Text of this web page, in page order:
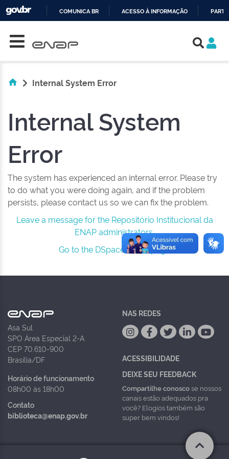
COMUNICA BR ACESSO À INFORMAÇÃO
Internal System Error
Internal System
Error
The system has experienced an internal error. Please try
to do what you were doing again, and if the problem
persists, please contact us so we can fix the problem.
Leave a message for the Repositório Institucional da
ENAP administrators.
Go to the DSpace home page
Asa Sul
SPO Área Especial 2-A
CEP 70.610-900
Brasília/DF
Horário de funcionamento
08h00 às 18h00
Contato
biblioteca@enap.gov.br
NAS REDES
ACESSIBILIDADE
DEIXE SEU FEEDBACK
Compartilhe conoscose nossos
canais estão adequados pra
você? Elogios também são
super bem vindos!